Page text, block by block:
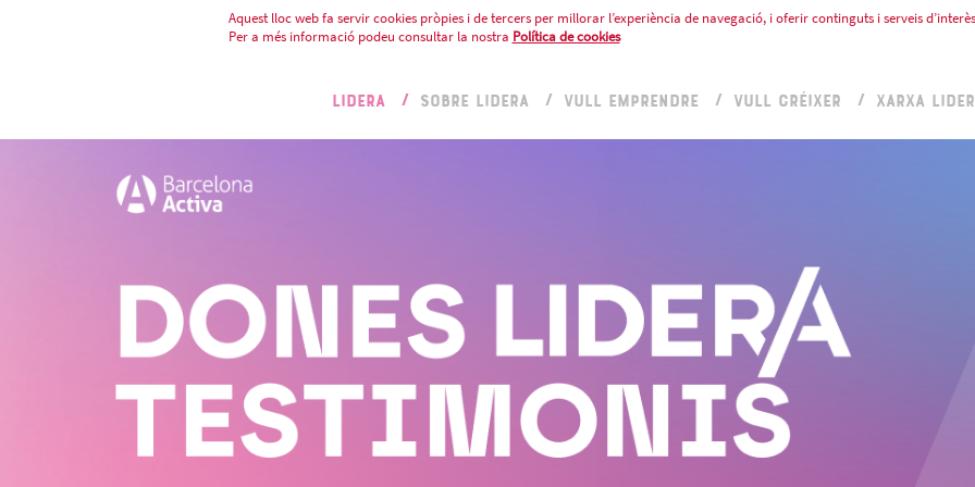
Aquest lloc web fa servir cookies pròpies i de tercers per millorar l’experiència de navegació, i oferir continguts i serveis
Per a més informació podeu consultar la nostra Política de cookies
LIDERA SOBRE LIDERA VULL EMPRENDRE VULL CRÉIXER XARXA